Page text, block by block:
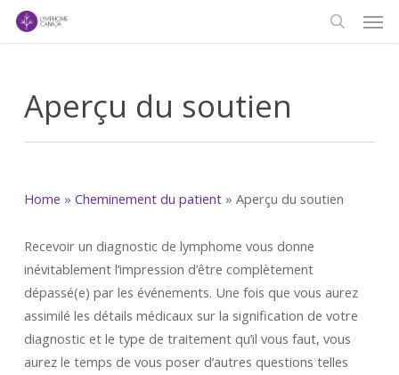
Skip
Aperçu du soutien
Home » Cheminement du patient» Aperçu du soutien
Recevoir un diagnostic de lymphome vous donne
inévitablement l’impression d’être complètement
dépassé(e) par les événements. Une fois que vous aurez
assimilé les détails médicaux sur la signification de votre
diagnostic et le type de traitement qu’il vous faut, vous
aurez le temps de vous poser d’autres questions telles